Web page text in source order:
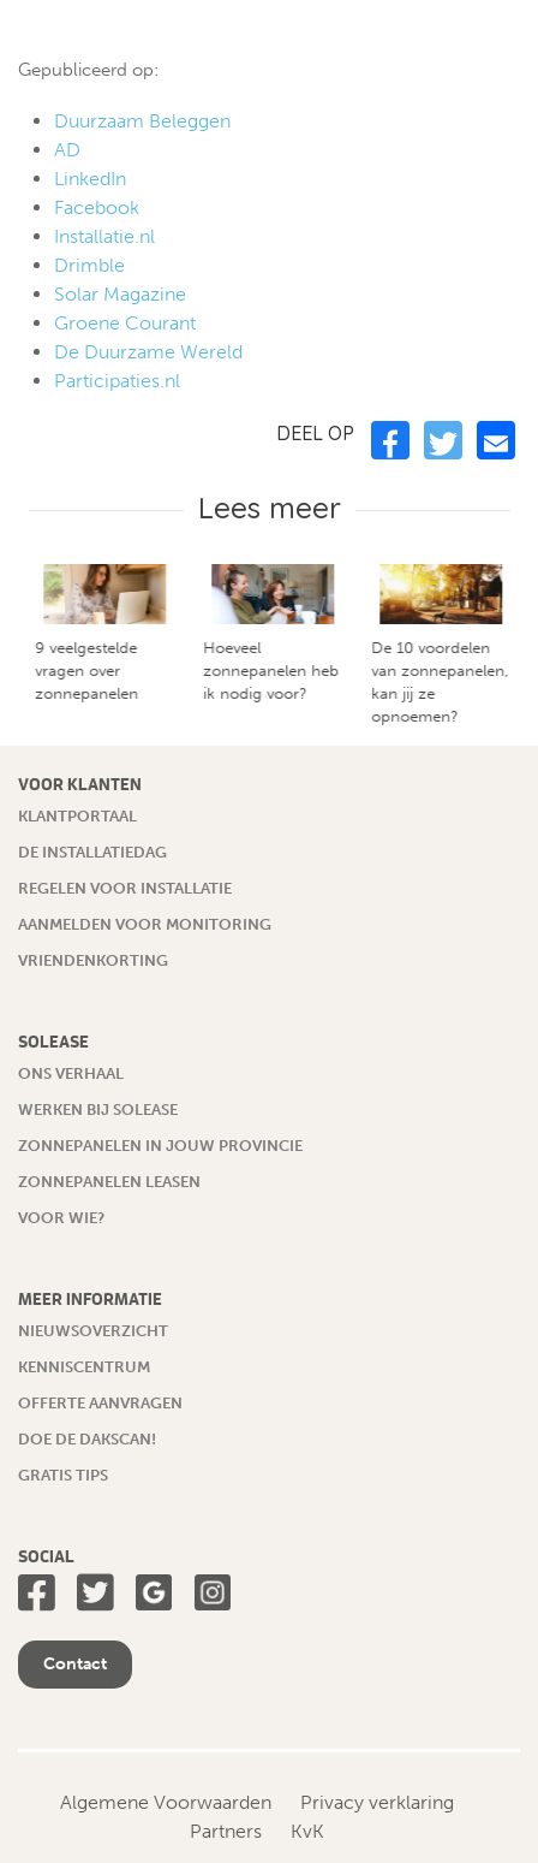
Gepubliceerd op:
Duurzaam Beleggen
AD
LinkedIn
Facebook
Installatie.nl
Drimble
Solar Magazine
Groene Courant
De Duurzame Wereld
Participaties.nl
DEEL OP
Lees meer
9 veelgestelde
vragen over
zonnepanelen
Hoeveel
zonnepanelen heb
ik nodig voor?
De 10 voordelen
van zonnepanelen,
kan jij ze
opnoemen?
VOOR KLANTEN
KLANTPORTAAL
DE INSTALLATIEDAG
REGELEN VOOR INSTALLATIE
AANMELDEN VOOR MONITORING
VRIENDENKORTING
SOLEASE
ONS VERHAAL
WERKEN BIJ SOLEASE
ZONNEPANELEN IN JOUW PROVINCIE
ZONNEPANELEN LEASEN
VOOR WIE?
MEER INFORMATIE
NIEUWSOVERZICHT
KENNISCENTRUM
OFFERTE AANVRAGEN
DOE DE DAKSCAN!
GRATIS TIPS
SOCIAL
Contact
Algemene Voorwaarden
Privacy verklaring
Partners
KvK